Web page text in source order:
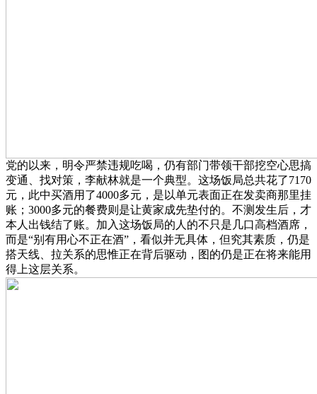
党的以来，明令严禁违规吃喝，仍有部门带领干部挖空心思搞
变通、找对策，李献林就是一个典型。这场饭局总共花了7170
元，此中买酒用了4000多元，是以单元表面正在发卖商那里挂
账；3000多元的餐费则是让黄家成先垫付的。不测发生后，才
本人出钱结了账。加入这场饭局的人的不只是几口高档酒席，
而是“别有用心不正在酒”，看似并无具体，但究其素质，仍是
搭天线、拉关系的思惟正在背后驱动，图的仍是正在将来能用
得上这层关系。